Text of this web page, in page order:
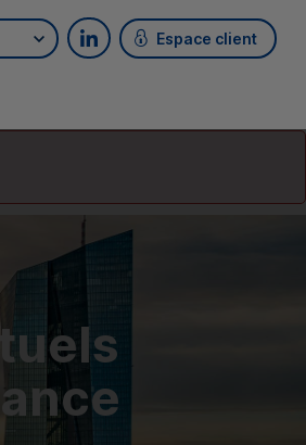
le site Retrouvez-nous sur
Espace client